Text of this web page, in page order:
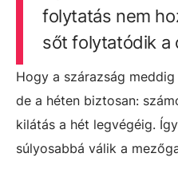
folytatás nem
sőt folytatódik a
Hogy a szárazság
de a héten biztosan:
kilátás a hét legvégéig.
súlyosabbá válik a